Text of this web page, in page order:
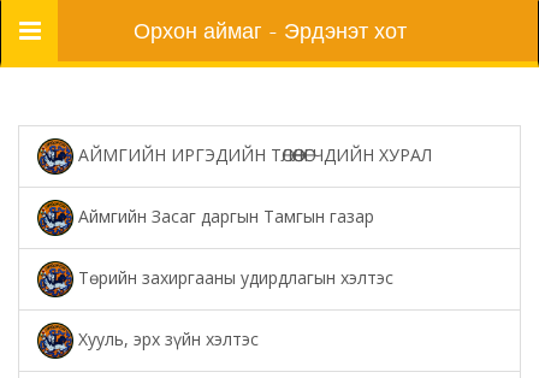
Цэс Орхон аймаг - Эрдэнэт хот
АЙМГИЙН ИРГЭДИЙН ТӨЛӨӨЛӨГЧДИЙН ХУРАЛ
Аймгийн Засаг даргын Тамгын газар
Төрийн захиргааны удирдлагын хэлтэс
Хууль, эрх зүйн хэлтэс